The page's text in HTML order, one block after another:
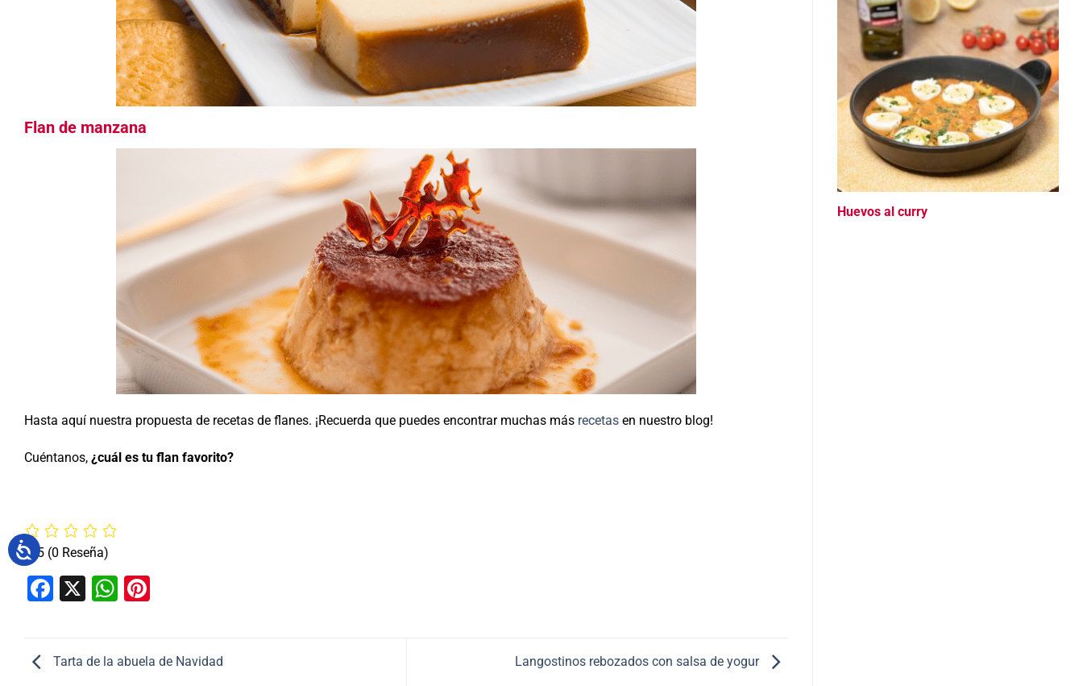
Flan de manzana
Hasta aquí nuestra propuesta de recetas de flanes. ¡Recuerda que puedes encontrar muchas más recetas en nuestro blog!
Cuéntanos, ¿cuál es tu flan favorito?
0/5 (0 Reseña)
Facebook
X WhatsApp
Tarta de la abuela de Navidad Langostinos rebozados con salsa de yogur
Huevos al curry